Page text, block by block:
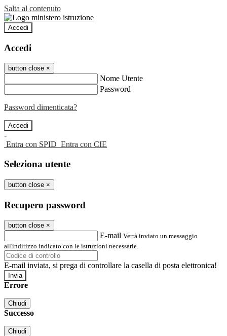
Salta al contenuto
Accedi
Accedi
button close ×
Nome Utente
Password
Password dimenticata?
-
Entra con SPID Entra con CIE
Seleziona utente
button close ×
Recupero password
button close ×
E-mail Verrà inviato un messaggio
all'indirizzo indicato con le istruzioni necessarie.
E-mail inviata, si prega di controllare la casella di posta elettronica!
Errore
Chiudi
Successo
Chiudi